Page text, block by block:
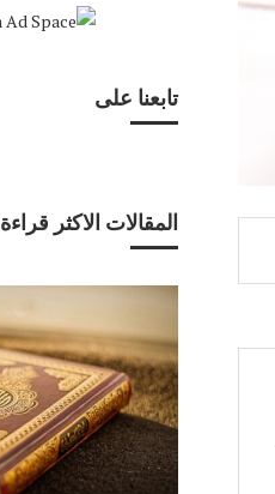
تابعنا على
المقالات الاكثر قراءة